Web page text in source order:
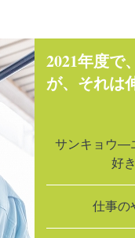
2021年度で
が、それは
サンキョウ―
好
仕事の